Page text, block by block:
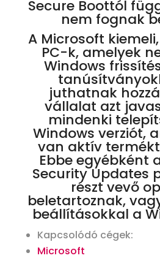
Secure Boottól
nem fognak
A Microsoft
PC-k, amelyek
Windows
juthatnak
vállalat azt
mindenki
Windows verziót,
van aktív
Ebbe egyébként
Security Updates
részt vevő
beletartoznak,
beállításokkal a
Kapcsolódó cégek:
Microsoft